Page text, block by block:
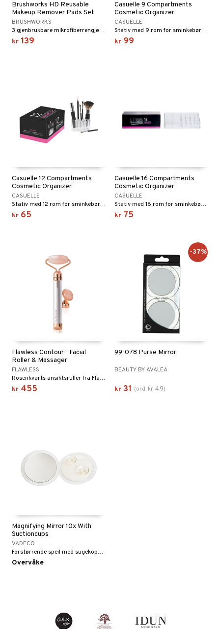
Brushworks HD Reusable
Makeup Remover Pads Set
BRUSHWORKS
3 gjenbrukbare mikrofiberrengjøringsputer fra Brushworks
kr 139
Casuelle 9 Compartments
Cosmetic Organizer
CASUELLE
Stativ med 9 rom for sminkebørster, penner, smykker m.m.
kr 99
Casuelle 12 Compartments
Cosmetic Organizer
CASUELLE
Stativ med 12 rom for sminkebørster, penner, smykker m.m.
kr 65
Casuelle 16 Compartments
Cosmetic Organizer
CASUELLE
Stativ med 16 rom for sminkebørster, penner, smykker m.m.
kr 75
Flawless Contour - Facial
Roller & Massager
FLAWLESS
Rosenkvarts ansiktsruller fra Flawless
kr 455
99-078 Purse Mirror
BEAUTY BY AVALEA
kr 31 (ord. kr 49)
-37%
Magnifying Mirror 10x With
Suctioncups
VADECO
Forstørrende speil med sugekopper fra Vadeco
Overvåke